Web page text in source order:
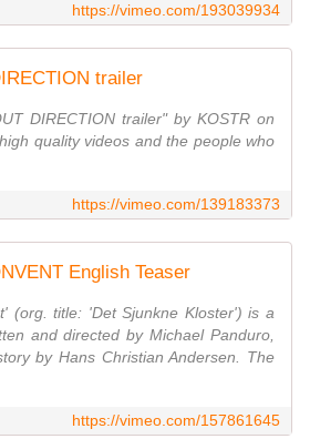
https://vimeo.com/193039934
trailer
DIRECTION trailer" by KOSTR on
quality videos and the people who
https://vimeo.com/139183373
English Teaser
(org. title: 'Det Sjunkne Kloster') is a
and directed by Michael Panduro,
by Hans Christian Andersen. The
https://vimeo.com/157861645